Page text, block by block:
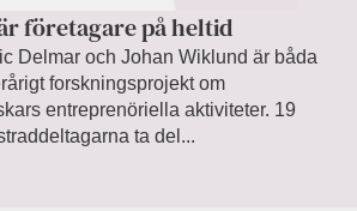
företagare på heltid
Delmar och Johan Wiklund är båda
forskningsprojekt om
entreprenöriella aktiviteter. 19
ta del...